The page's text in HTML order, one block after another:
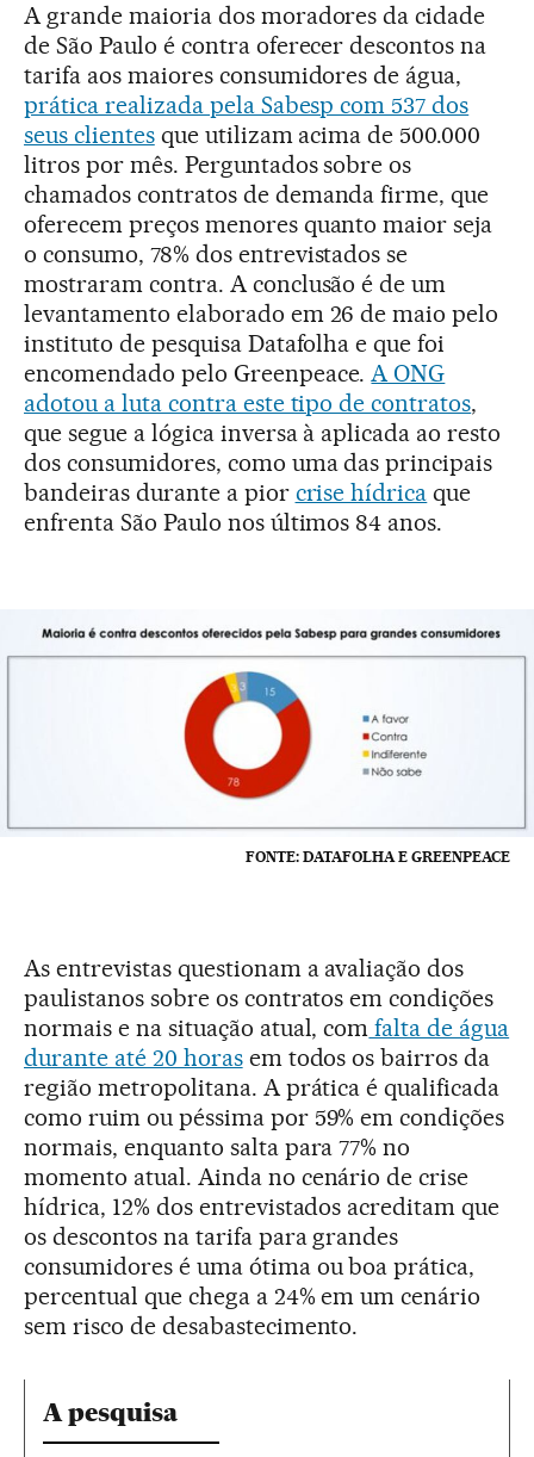
A grande maioria dos moradores da cidade
de São Paulo é contra oferecer descontos na
tarifa aos maiores consumidores de água,
prática realizada pela Sabesp com 537 dos
seus clientesque utilizam acima de 500.000
litros por mês. Perguntados sobre os
chamados contratos de demanda firme, que
oferecem preços menores quanto maior seja
o consumo, 78% dos entrevistados se
mostraram contra. A conclusão é de um
levantamento elaborado em 26 de maio pelo
instituto de pesquisa Datafolha e que foi
encomendado pelo Greenpeace.A ONG
adotou a luta contra este tipo de contratos,
que segue a lógica inversa à aplicada ao resto
dos consumidores, como uma das principais
bandeiras durante a pior crise hídrica que
enfrenta São Paulo nos últimos 84 anos.
FONTE: DATAFOLHA E GREENPEACE
As entrevistas questionam a avaliação dos
paulistanos sobre os contratos em condições
normais e na situação atual, com falta de água
durante até 20 horasem todos os bairros da
região metropolitana. A prática é qualificada
como ruim ou péssima por 59% em condições
normais, enquanto salta para 77% no
momento atual. Ainda no cenário de crise
hídrica, 12% dos entrevistados acreditam que
os descontos na tarifa para grandes
consumidores é uma ótima ou boa prática,
percentual que chega a 24% em um cenário
sem risco de desabastecimento.
A pesquisa